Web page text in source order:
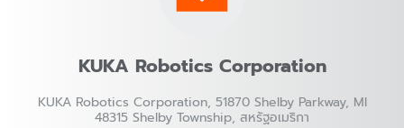
KUKA Robotics Corporation
KUKA Robotics Corporation, 51870 Shelby Parkway, MI
48315 Shelby Township, สหรัฐอเมริกา